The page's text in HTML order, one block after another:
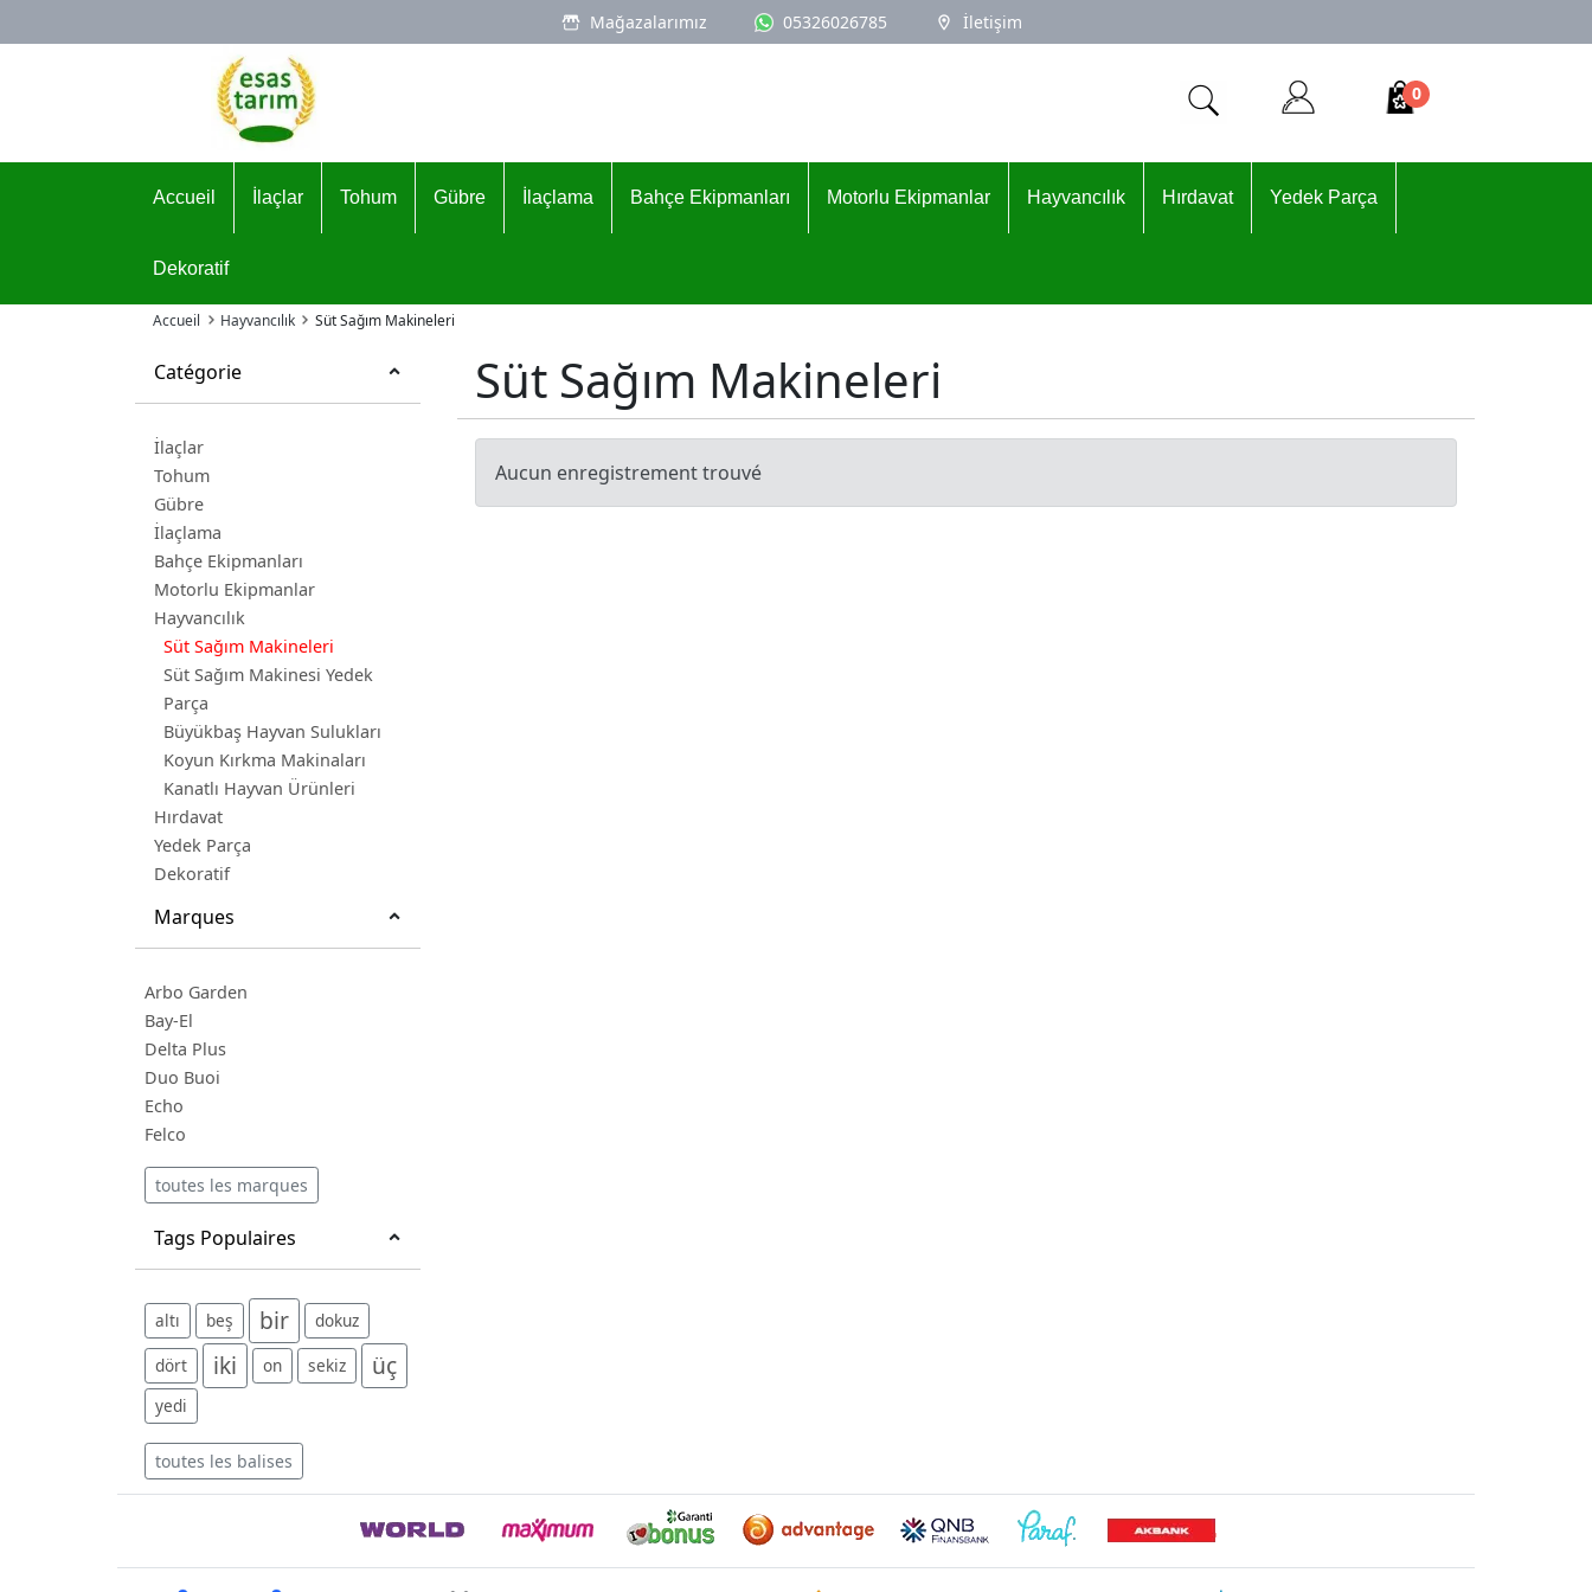
Mağazalarımız 05326026785 İletişim
Logo
0
Accueil İlaçlar Tohum Gübre İlaçlama Bahçe Ekipmanları Motorlu Ekipmanlar Hayvancılık Hırdavat Yedek Parça
Dekoratif
Accueil Hayvancılık Süt Sağım Makineleri
Catégorie
İlaçlar
Tohum
Gübre
İlaçlama
Bahçe Ekipmanları
Motorlu Ekipmanlar
Hayvancılık
Süt Sağım Makineleri
Süt Sağım Makinesi Yedek
Parça
Büyükbaş Hayvan Sulukları
Koyun Kırkma Makinaları
Kanatlı Hayvan Ürünleri
Hırdavat
Yedek Parça
Dekoratif
Marques
Arbo Garden
Bay-El
Delta Plus
Duo Buoi
Echo
Felco
toutes les marques
Tags Populaires
altı beş bir
dokuz
dört
iki on sekiz üç
yedi
toutes les balises
Süt Sağım Makineleri
Aucun enregistrement trouvé